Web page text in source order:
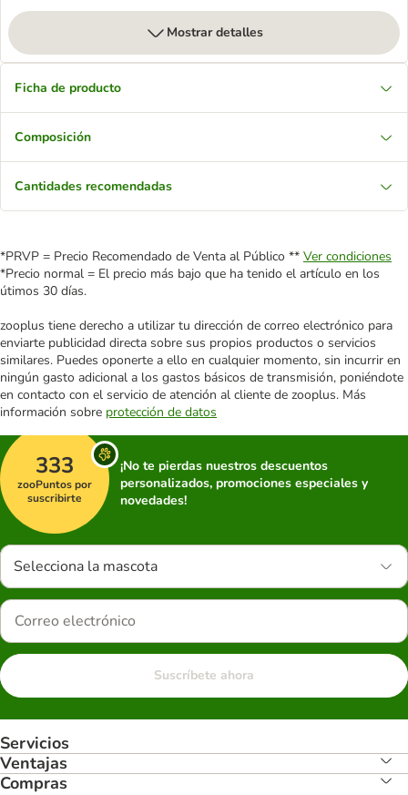
Mostrar detalles
Ficha de producto
Composición
Cantidades recomendadas
*PRVP = Precio Recomendado de Venta al Público ** Ver condiciones
*Precio normal = El precio más bajo que ha tenido el artículo en los
útimos 30 días.
zooplus tiene derecho a utilizar tu dirección de correo electrónico para
enviarte publicidad directa sobre sus propios productos o servicios
similares. Puedes oponerte a ello en cualquier momento, sin incurrir en
ningún gasto adicional a los gastos básicos de transmisión, poniéndote
en contacto con el servicio de atención al cliente de zooplus. Más
información sobre protección de datos
333
zooPuntos por
suscribirte
¡No te pierdas nuestros descuentos
personalizados, promociones especiales y
novedades!
Selecciona la mascota
Suscríbete ahora
Servicios
Ventajas
Compras